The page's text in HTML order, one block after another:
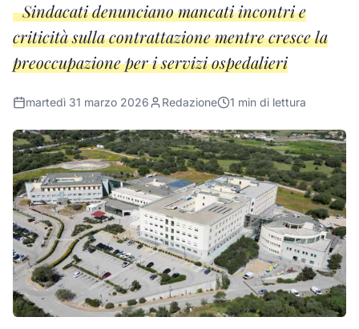
Sindacati denunciano mancati incontri e
criticità sulla contrattazione mentre cresce la
preoccupazione per i servizi ospedalieri
martedì 31 marzo 2026 Redazione 1 min di lettura